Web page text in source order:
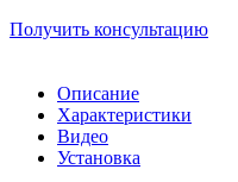
Получить консультацию
Описание
Характеристики
Видео
Установка